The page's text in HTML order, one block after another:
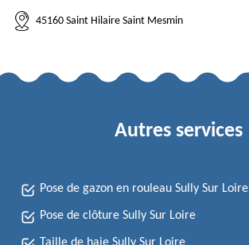
45160 Saint Hilaire Saint Mesmin
Autres services
Pose de gazon en rouleau Sully Sur Loire
Pose de clôture Sully Sur Loire